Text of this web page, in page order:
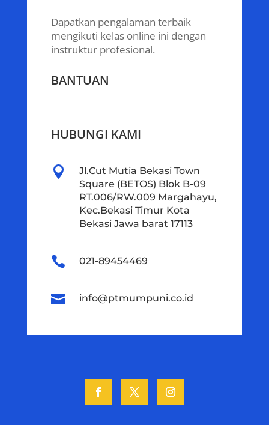
Dapatkan pengalaman terbaik
mengikuti kelas online ini dengan
instruktur profesional.
BANTUAN
HUBUNGI KAMI

Jl.Cut Mutia Bekasi Town
Square (BETOS) Blok B-09
RT.006/RW.009 Margahayu,
Kec.Bekasi Timur Kota
Bekasi Jawa barat 17113
 021-89454469
 info@ptmumpuni.co.id